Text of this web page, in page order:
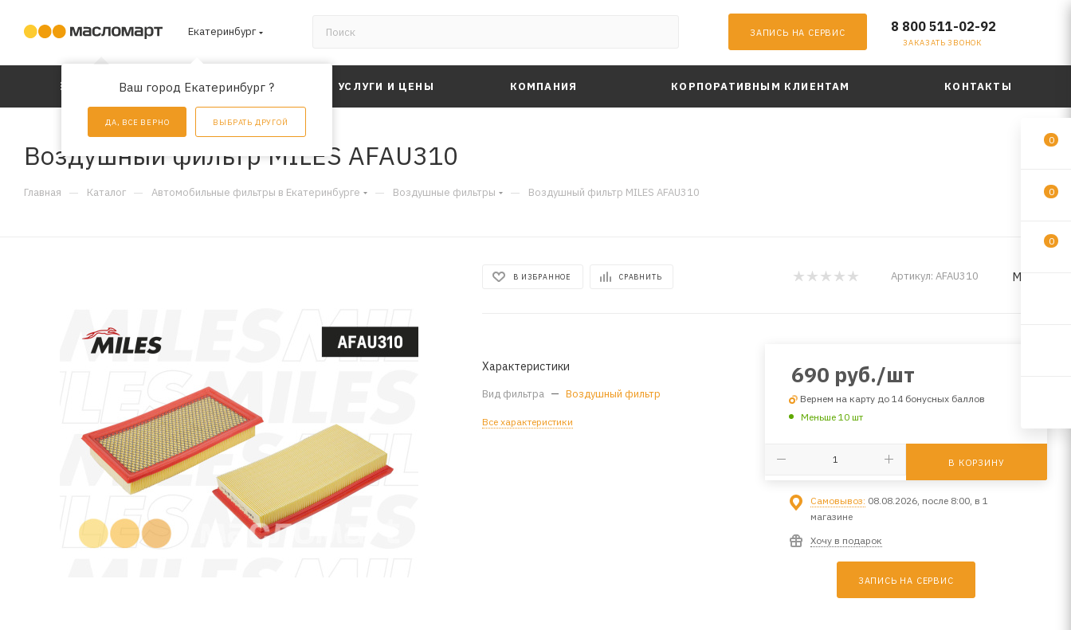
Екатеринбург
Ваш город Екатеринбург ?
ДА, ВСЕ ВЕРНО ВЫБРАТЬ ДРУГОЙ
ЗАПИСЬ НА СЕРВИС 8 800 511-02-92
ЗАКАЗАТЬ ЗВОНОК
КАТАЛОГ АКЦИИ УСЛУГИ И ЦЕНЫ КОМПАНИЯ КОРПОРАТИВНЫМ КЛИЕНТАМ КОНТАКТЫ
Воздушный фильтр MILES AFAU310
Главная — Каталог — Автомобильные фильтры в Екатеринбурге — Воздушные фильтры — Воздушный фильтр MILES AFAU310
В ИЗБРАННОЕ СРАВНИТЬ Артикул: AFAU310 MILES
Характеристики
Вид фильтра — Воздушный фильтр
Все характеристики
690 руб./шт
Вернем на карту до 14 бонусных баллов
Меньше 10 шт
В КОРЗИНУ
Самовывоз: 08.08.2026, после 8:00, в 1
магазине
Хочу в подарок
ЗАПИСЬ НА СЕРВИС
0
0
0